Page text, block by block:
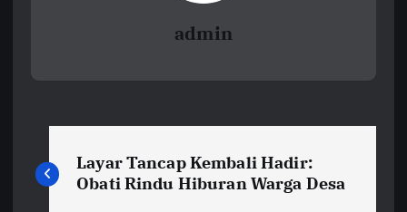
admin
a
Layar Tancap Kembali Hadir:
Obati Rindu Hiburan Warga Desa